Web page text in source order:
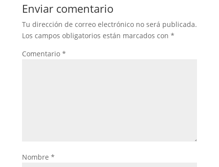
Enviar comentario
Tu dirección de correo electrónico no será publicada.
Los campos obligatorios están marcados con *
Comentario *
Nombre *